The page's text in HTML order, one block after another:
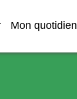
Mon quotidien